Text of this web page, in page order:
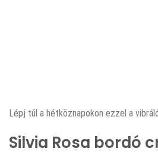
Lépj túl a hétköznapokon ezzel a
Silvia Rosa bordó